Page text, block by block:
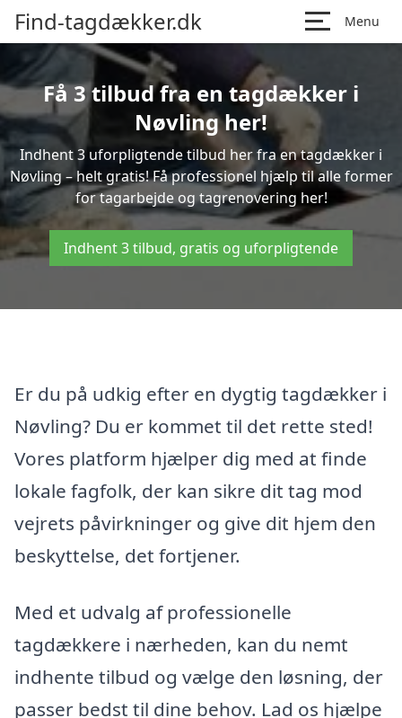
Find-tagdækker.dk Menu
Få 3 tilbud fra en tagdækker i
Nøvling her!
Indhent 3 uforpligtende tilbud her fra en tagdækker i
Nøvling – helt gratis! Få professionel hjælp til alle former
for tagarbejde og tagrenovering her!
Indhent 3 tilbud, gratis og uforpligtende
Er du på udkig efter en dygtig tagdækker i
Nøvling? Du er kommet til det rette sted!
Vores platform hjælper dig med at finde
lokale fagfolk, der kan sikre dit tag mod
vejrets påvirkninger og give dit hjem den
beskyttelse, det fortjener.
Med et udvalg af professionelle
tagdækkere i nærheden, kan du nemt
indhente tilbud og vælge den løsning, der
passer bedst til dine behov. Lad os hjælpe